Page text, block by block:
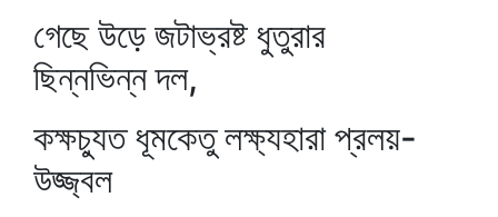
গেছে উড়ে জটাভ্রষ্ট ধুতুরার
ছিন্নভিন্ন দল,
কক্ষচ্যুত ধূমকেতু লক্ষ্যহারা প্রলয়-
উজ্জ্বল